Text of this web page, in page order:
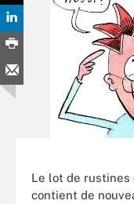
Le lot de rustines
contient de